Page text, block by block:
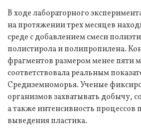
В ходе лабораторного
на протяжении трех месяцев
среде с добавлением смеси
полистирола и полипропилена.
фрагментов размером менее пяти
соответствовала реальным
Средиземноморья. Ученые
организмов захватывать добычу,
а также интенсивность
выведения пластика.